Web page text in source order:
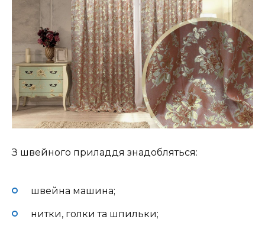
З швейного приладдя знадобляться:
швейна машина;
нитки, голки та шпильки;